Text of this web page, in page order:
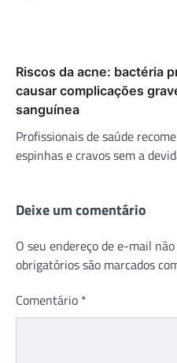
Riscos da acne: bactéria
causar complicações
sanguínea
Profissionais de saúde
espinhas e cravos sem a
Deixe um comentário
O seu endereço de e-mail
obrigatórios são marcados
Comentário *